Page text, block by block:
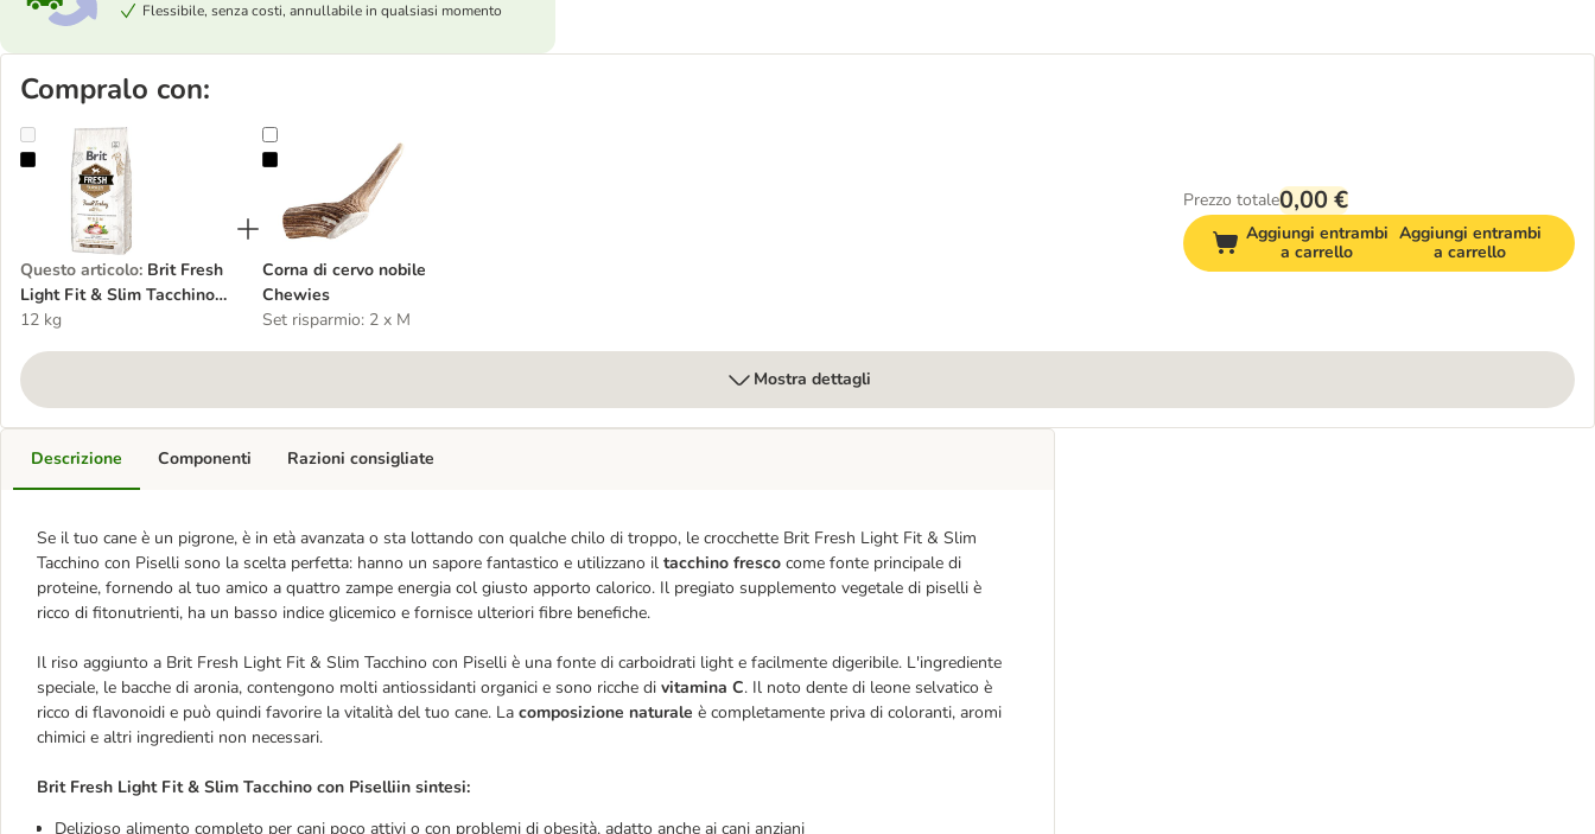
Flessibile, senza costi, annullabile in qualsiasi momento
Compralo con:
Brit Fresh Light Fit & Slim Tacchino con Piselli
Questo articolo: Brit Fresh
Light Fit & Slim Tacchino
con Piselli
12 kg
Corna di cervo nobile Chewies
Corna di cervo nobile
Chewies
Set risparmio: 2 x M
Prezzo totale0,00 €
Aggiungi entrambi
a carrello
Aggiungi entrambi
a carrello
Mostra dettagli
Descrizione
Se il tuo cane è un pigrone, è in età avanzata o sta lottando con qualche chilo di troppo, le crocchette Brit Fresh Light Fit & Slim
Tacchino con Piselli sono la scelta perfetta: hanno un sapore fantastico e utilizzano il tacchino fresco come fonte principale di
proteine, fornendo al tuo amico a quattro zampe energia col giusto apporto calorico. Il pregiato supplemento vegetale di piselli è
ricco di fitonutrienti, ha un basso indice glicemico e fornisce ulteriori fibre benefiche.
Il riso aggiunto a Brit Fresh Light Fit & Slim Tacchino con Piselli è una fonte di carboidrati light e facilmente digeribile. L'ingrediente
speciale, le bacche di aronia, contengono molti antiossidanti organici e sono ricche di vitamina C. Il noto dente di leone selvatico è
ricco di flavonoidi e può quindi favorire la vitalità del tuo cane. La composizione naturale è completamente priva di coloranti, aromi
chimici e altri ingredienti non necessari.
Brit Fresh Light Fit & Slim Tacchino con Piselliin sintesi:
Delizioso alimento completo per cani poco attivi o con problemi di obesità, adatto anche ai cani anziani
Componenti Razioni consigliate